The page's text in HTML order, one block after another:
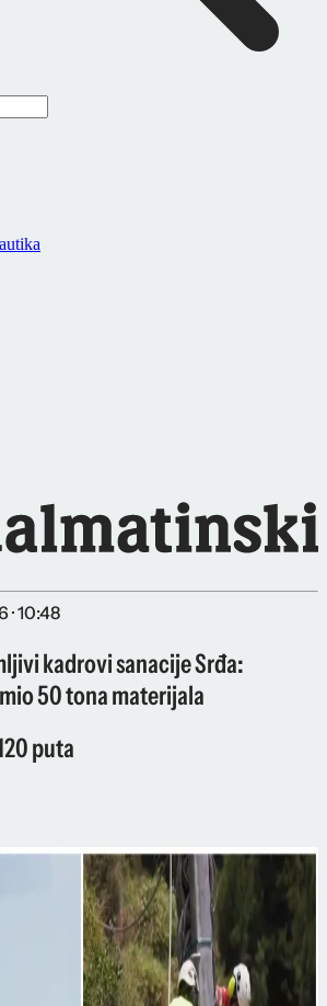
10:48
kadrovi sanacije Srđa:
50 tona materijala
puta